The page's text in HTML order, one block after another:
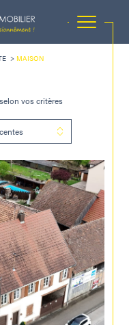
MAISON
vos critères